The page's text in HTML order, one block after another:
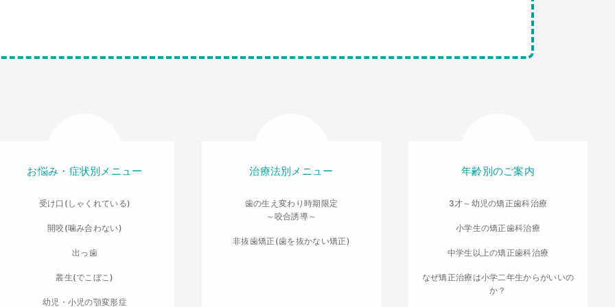
お悩み・症状別メニュー
受け口(しゃくれている)
開咬(噛み合わない)
出っ歯
叢生(でこぼこ)
幼児・小児の顎変形症
治療法別メニュー
歯の生え変わり時期限定
～咬合誘導～
非抜歯矯正(歯を抜かない矯正)
年齢別のご案内
3才～幼児の矯正歯科治療
小学生の矯正歯科治療
中学生以上の矯正歯科治療
なぜ矯正治療は小学二年生からがいいの
か？